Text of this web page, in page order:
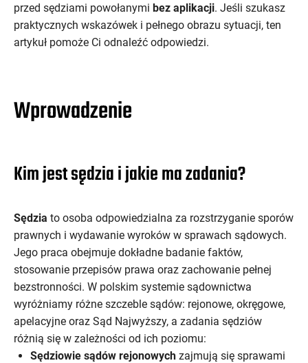
przed sędziami powołanymi bez aplikacji. Jeśli szukasz
praktycznych wskazówek i pełnego obrazu sytuacji, ten
artykuł pomoże Ci odnaleźć odpowiedzi.
Wprowadzenie
Kim jest sędzia i jakie ma zadania?
Sędzia to osoba odpowiedzialna za rozstrzyganie sporów
prawnych i wydawanie wyroków w sprawach sądowych.
Jego praca obejmuje dokładne badanie faktów,
stosowanie przepisów prawa oraz zachowanie pełnej
bezstronności. W polskim systemie sądownictwa
wyróżniamy różne szczeble sądów: rejonowe, okręgowe,
apelacyjne oraz Sąd Najwyższy, a zadania sędziów
różnią się w zależności od ich poziomu:
Sędziowie sądów rejonowych zajmują się sprawami